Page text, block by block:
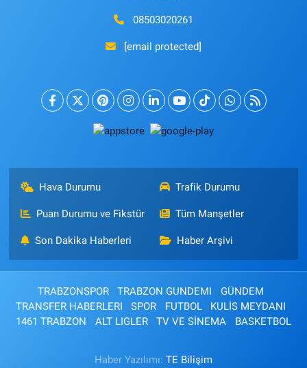
08503020261
[email protected]
Hava Durumu Trafik Durumu
Puan Durumu ve Fikstür Tüm Manşetler
Son Dakika Haberleri Haber Arşivi
TRABZONSPOR TRABZON GUNDEMI
GÜNDEM
TRANSFER HABERLERI
SPOR FUTBOL
KULİS MEYDANI
1461 TRABZON
ALT LIGLER TV VE SİNEMA BASKETBOL
Haber Yazılımı: TE Bilişim